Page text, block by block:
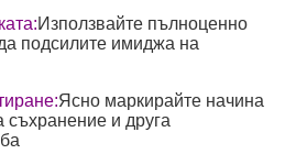
Използвайте пълноценно
подсилите имиджа на
Ясно маркирайте начина
съхранение и друга